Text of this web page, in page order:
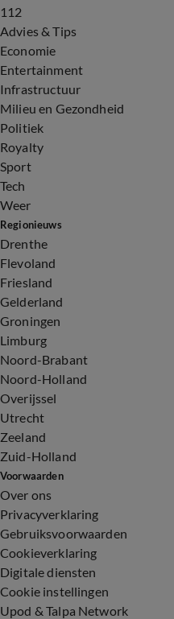
112
Advies & Tips
Economie
Entertainment
Infrastructuur
Milieu en Gezondheid
Politiek
Royalty
Sport
Tech
Weer
Regionieuws
Drenthe
Flevoland
Friesland
Gelderland
Groningen
Limburg
Noord-Brabant
Noord-Holland
Overijssel
Utrecht
Zeeland
Zuid-Holland
Voorwaarden
Over ons
Privacyverklaring
Gebruiksvoorwaarden
Cookieverklaring
Digitale diensten
Cookie instellingen
Upod & Talpa Network